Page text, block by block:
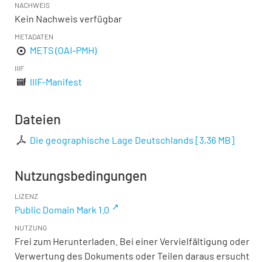
NACHWEIS
Kein Nachweis verfügbar
METADATEN
METS (OAI-PMH)
IIIF
IIIF-Manifest
Dateien
Die geographische Lage Deutschlands [3,36 MB]
Nutzungsbedingungen
LIZENZ
Public Domain Mark 1.0
NUTZUNG
Frei zum Herunterladen. Bei einer Vervielfältigung oder
Verwertung des Dokuments oder Teilen daraus ersucht